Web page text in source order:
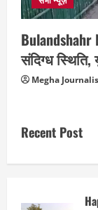
Bulandshahr
संदिग्ध
Megha
Recent Post